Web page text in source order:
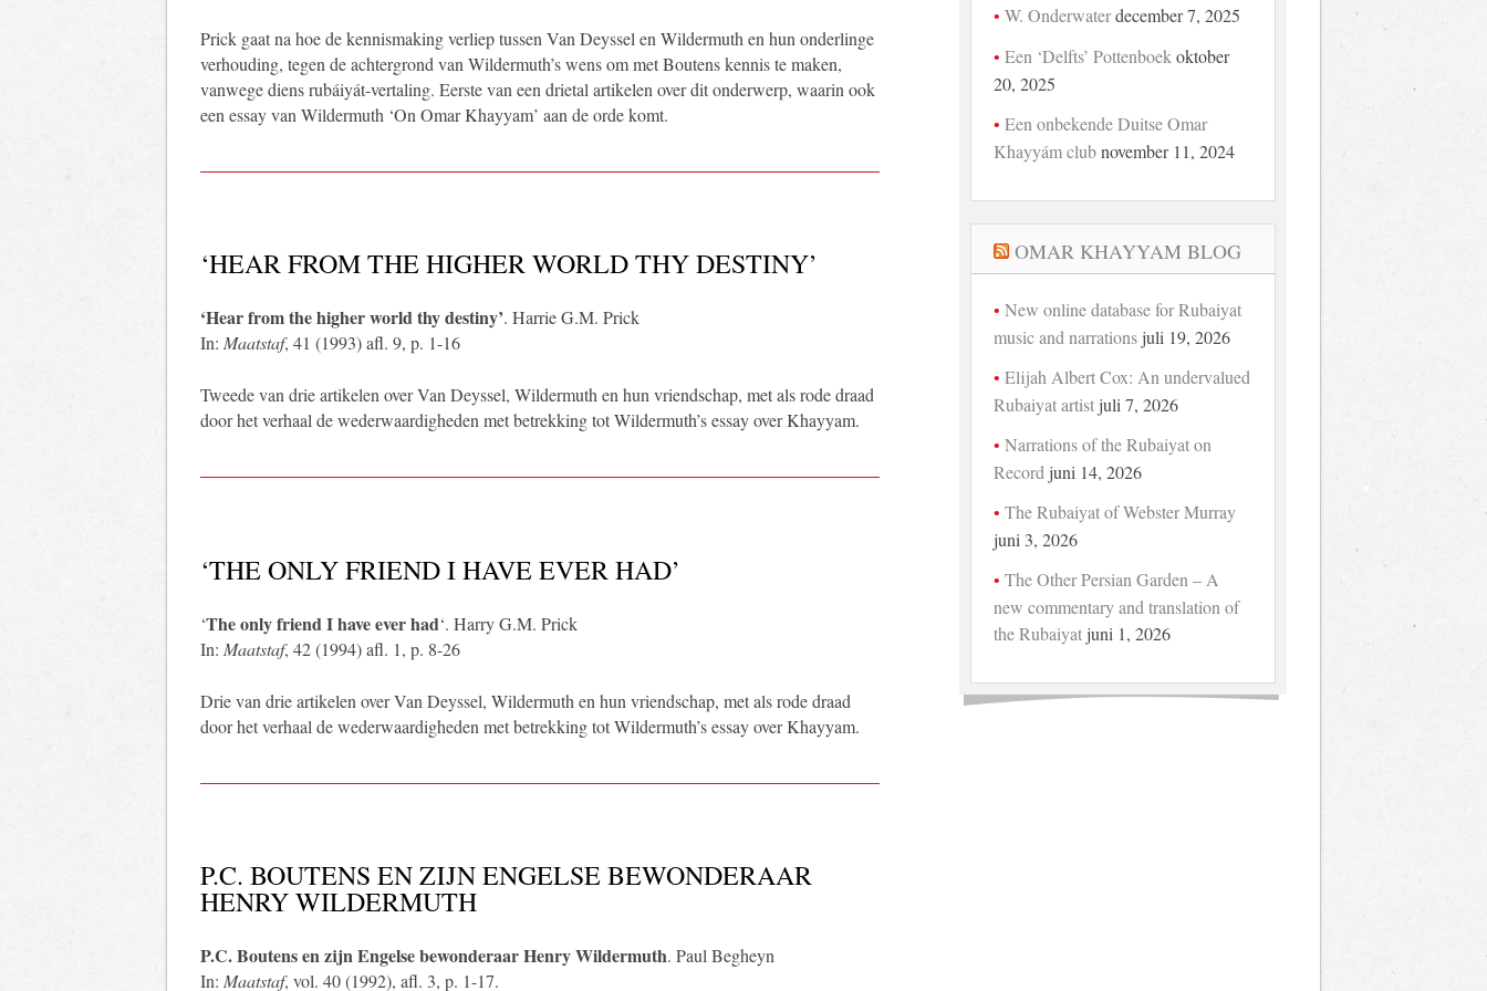
Prick gaat na hoe de kennismaking verliep tussen Van Deyssel en Wildermuth en hun onderlinge
verhouding, tegen de achtergrond van Wildermuth’s wens om met Boutens kennis te maken,
vanwege diens rubáiyát-vertaling. Eerste van een drietal artikelen over dit onderwerp, waarin ook
een essay van Wildermuth ‘On Omar Khayyam’ aan de orde komt.
‘HEAR FROM THE HIGHER WORLD THY DESTINY’
‘Hear from the higher world thy destiny’. Harrie G.M. Prick
In: Maatstaf, 41 (1993) afl. 9, p. 1-16
Tweede van drie artikelen over Van Deyssel, Wildermuth en hun vriendschap, met als rode draad
door het verhaal de wederwaardigheden met betrekking tot Wildermuth’s essay over Khayyam.
‘THE ONLY FRIEND I HAVE EVER HAD’
‘The only friend I have ever had‘. Harry G.M. Prick
In: Maatstaf, 42 (1994) afl. 1, p. 8-26
Drie van drie artikelen over Van Deyssel, Wildermuth en hun vriendschap, met als rode draad
door het verhaal de wederwaardigheden met betrekking tot Wildermuth’s essay over Khayyam.
P.C. BOUTENS EN ZIJN ENGELSE BEWONDERAAR
HENRY WILDERMUTH
P.C. Boutens en zijn Engelse bewonderaar Henry Wildermuth. Paul Begheyn
In: Maatstaf, vol. 40 (1992), afl. 3, p. 1-17.
W. Onderwater december 7, 2025
Een ‘Delfts’ Pottenboek oktober
20, 2025
Een onbekende Duitse Omar
Khayyám club november 11, 2024
OMAR KHAYYAM BLOG
New online database for Rubaiyat
music and narrations juli 19, 2026
Elijah Albert Cox: An undervalued
Rubaiyat artist juli 7, 2026
Narrations of the Rubaiyat on
Record juni 14, 2026
The Rubaiyat of Webster Murray
juni 3, 2026
The Other Persian Garden – A
new commentary and translation of
the Rubaiyat juni 1, 2026